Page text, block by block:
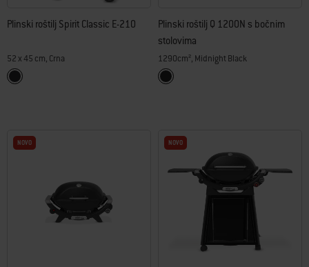
Plinski roštilj Spirit Classic E-210
52 x 45 cm, Crna
Color Options
Crna
Plinski roštilj Q 1200N s bočnim
stolovima
1290cm², Midnight Black
Color Options
Midnight Black
NOVO NOVO